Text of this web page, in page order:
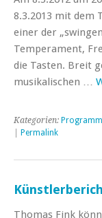
8.3.2013 mit dem
einer der
Temperament,
die Tasten. Breit
musikalischen …
Kategorien: Programm
Permalink
Thomas Fink